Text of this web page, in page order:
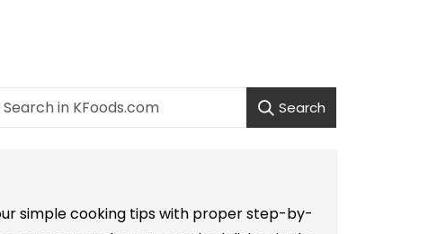
Search
simple cooking tips with proper step-by-